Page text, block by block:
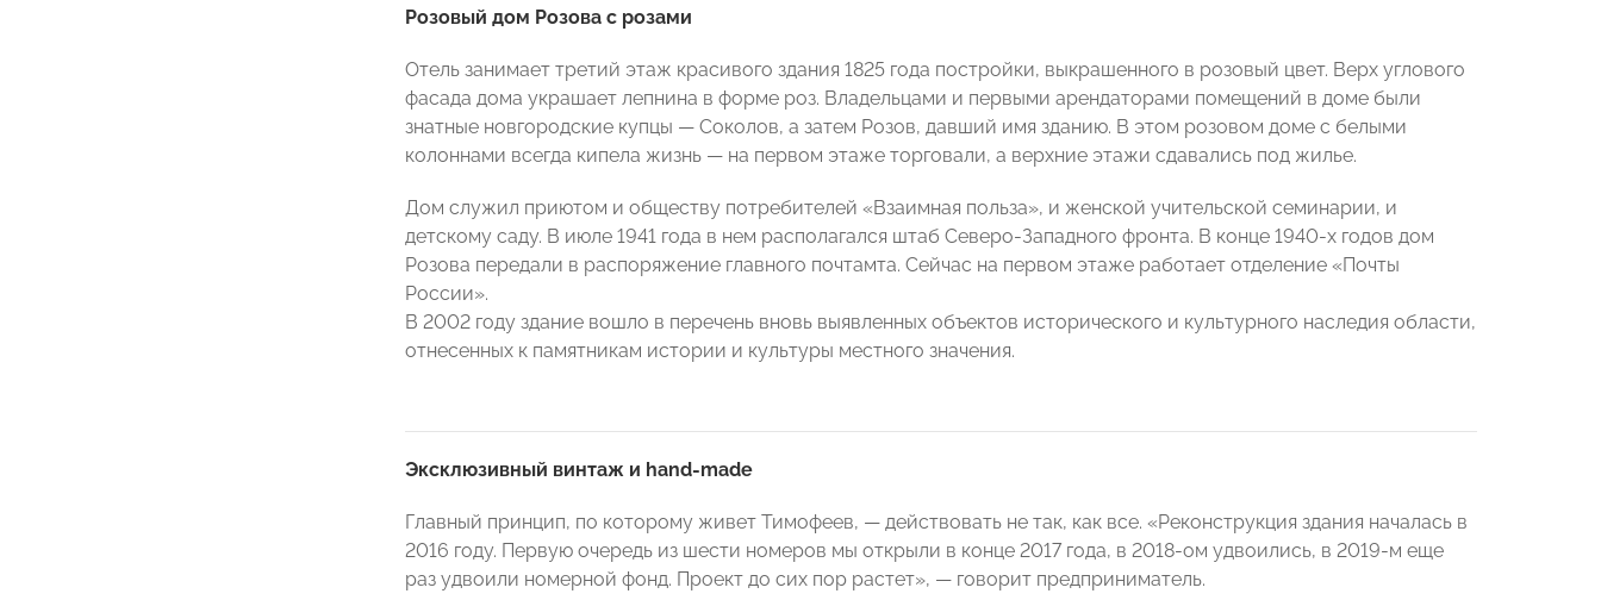
Розовый дом Розова с розами
Отель занимает третий этаж красивого здания 1825 года постройки, выкрашенного в розовый цвет. Верх углового
фасада дома украшает лепнина в форме роз. Владельцами и первыми арендаторами помещений в доме были
знатные новгородские купцы — Соколов, а затем Розов, давший имя зданию. В этом розовом доме с белыми
колоннами всегда кипела жизнь — на первом этаже торговали, а верхние этажи сдавались под жилье.
Дом служил приютом и обществу потребителей «Взаимная польза», и женской учительской семинарии, и
детскому саду. В июле 1941 года в нем располагался штаб Северо-Западного фронта. В конце 1940-х годов дом
Розова передали в распоряжение главного почтамта. Сейчас на первом этаже работает отделение «Почты
России».
В 2002 году здание вошло в перечень вновь выявленных объектов исторического и культурного наследия области,
отнесенных к памятникам истории и культуры местного значения.
Эксклюзивный винтаж и hand-made
Главный принцип, по которому живет Тимофеев, — действовать не так, как все. «Реконструкция здания началась в
2016 году. Первую очередь из шести номеров мы открыли в конце 2017 года, в 2018-ом удвоились, в 2019-м еще
раз удвоили номерной фонд. Проект до сих пор растет», — говорит предприниматель.